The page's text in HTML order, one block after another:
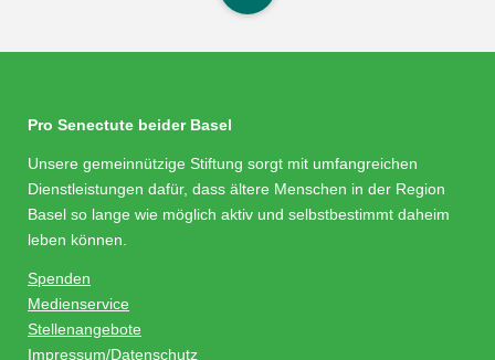
Pro Senectute beider Basel
Unsere gemeinnützige Stiftung sorgt mit umfangreichen
Dienstleistungen dafür, dass ältere Menschen in der Region
Basel so lange wie möglich aktiv und selbstbestimmt daheim
leben können.
Spenden
Medienservice
Stellenangebote
Impressum/Datenschutz